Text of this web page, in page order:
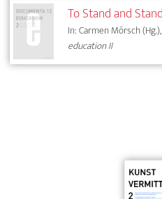
To Stand and
In: Carmen Mörsch (Hg.),
education II